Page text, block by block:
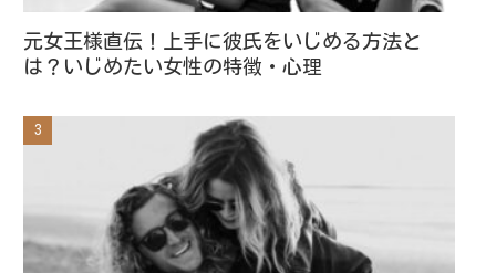
元女王様直伝！上手に彼氏をいじめる方法と
は？いじめたい女性の特徴・心理